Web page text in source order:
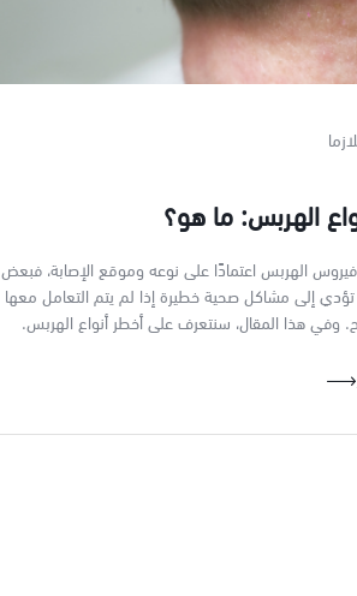
الهربس: ما هو؟
فيروس الهربس اعتمادًا على نوعه وموقع الإصابة، فبعض
تؤدي إلى مشاكل صحية خطيرة إذا لم يتم التعامل معها
وفي هذا المقال، سنتعرف على أخطر أنواع الهربس.